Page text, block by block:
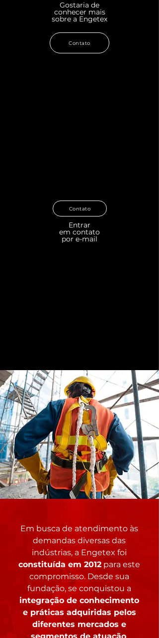
Gostaria de
conhecer mais
sobre a Engetex
Contato
Contato
Entrar
em contato
por e-mail
Em busca de atendimento às
demandas diversas das
indústrias, a Engetex foi
constituída em 2012 para este
compromisso. Desde sua
fundação, se conquistou a
integração de conhecimento
e práticas adquiridas pelos
diferentes mercados e